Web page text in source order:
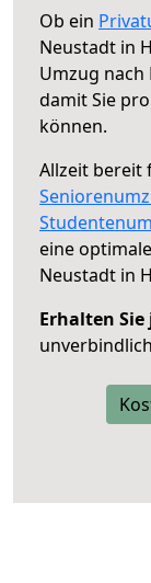
Ob ein
Neustadt in
Umzug
damit Sie
können.
Allzeit bereit
eine optimale
Neustadt in
Erhalten